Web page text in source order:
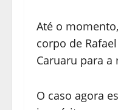
Até o
corpo de
Caruaru para
O caso agora